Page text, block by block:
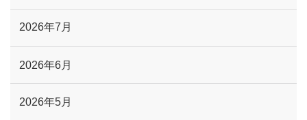
2026年7月
2026年6月
2026年5月